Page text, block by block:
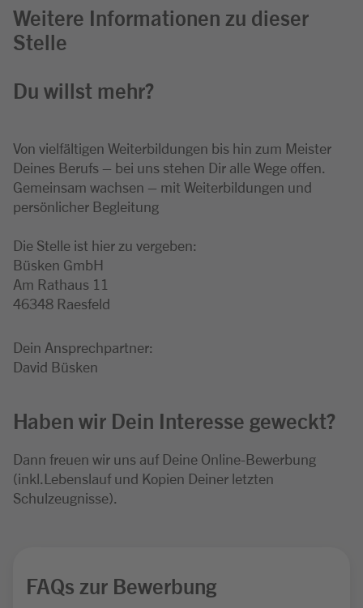
Weitere Informationen zu dieser
Stelle
Du willst mehr?
Von vielfältigen Weiterbildungen bis hin zum Meister
Deines Berufs – bei uns stehen Dir alle Wege offen.
Gemeinsam wachsen – mit Weiterbildungen und
persönlicher Begleitung
Die Stelle ist hier zu vergeben:
Büsken GmbH
Am Rathaus 11
46348 Raesfeld
Dein Ansprechpartner:
David Büsken
Haben wir Dein Interesse geweckt?
Dann freuen wir uns auf Deine Online-Bewerbung
(inkl.Lebenslauf und Kopien Deiner letzten
Schulzeugnisse).
FAQs zur Bewerbung